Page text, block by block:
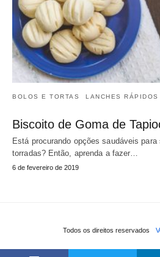
BOLOS E TORTAS LANCHES RÁPIDOS
Biscoito de Goma de
Está procurando opções saudáveis
torradas? Então, aprenda a fazer…
6 de fevereiro de 2019
Todos os direitos reservados